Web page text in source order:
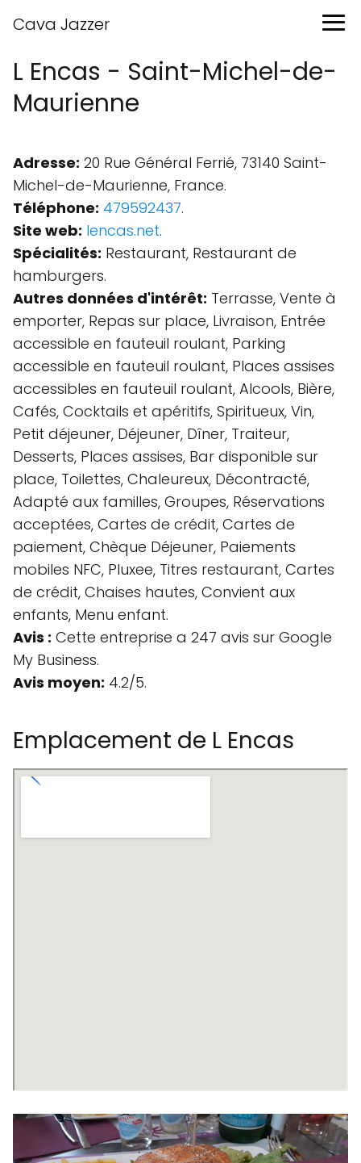
Cava Jazzer
L Encas - Saint-Michel-de-
Maurienne
Adresse: 20 Rue Général Ferrié, 73140 Saint-
Michel-de-Maurienne, France.
Téléphone: 479592437.
Site web: lencas.net.
Spécialités: Restaurant, Restaurant de
hamburgers.
Autres données d'intérêt: Terrasse, Vente à
emporter, Repas sur place, Livraison, Entrée
accessible en fauteuil roulant, Parking
accessible en fauteuil roulant, Places assises
accessibles en fauteuil roulant, Alcools, Bière,
Cafés, Cocktails et apéritifs, Spiritueux, Vin,
Petit déjeuner, Déjeuner, Dîner, Traiteur,
Desserts, Places assises, Bar disponible sur
place, Toilettes, Chaleureux, Décontracté,
Adapté aux familles, Groupes, Réservations
acceptées, Cartes de crédit, Cartes de
paiement, Chèque Déjeuner, Paiements
mobiles NFC, Pluxee, Titres restaurant, Cartes
de crédit, Chaises hautes, Convient aux
enfants, Menu enfant.
Avis : Cette entreprise a 247 avis sur Google
My Business.
Avis moyen: 4.2/5.
Emplacement de L Encas